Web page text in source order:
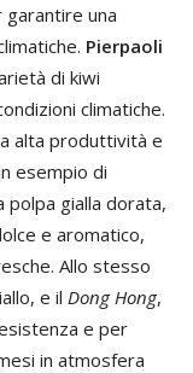
una
Pierpaoli
di kiwi
climatiche.
alta produttività e
esempio di
polpa gialla dorata,
e aromatico,
Allo stesso
e il Dong Hong,
e per
in atmosfera